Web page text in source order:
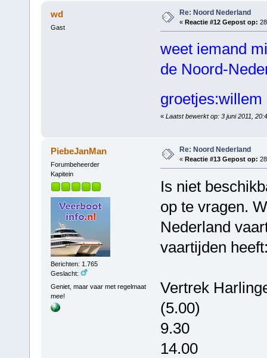
wd
Gast
Re: Noord Nederland
« Reactie #12 Gepost op:
weet iemand
de Noord-
« Laatst bewerkt op: 3 juni 2011,
PiebeJanMan
Forumbeheerder
Kapitein
Berichten: 1.765
Geslacht:
Geniet, maar vaar met regelmaat
mee!
Re: Noord Nederland
« Reactie #13 Gepost op:
Is niet
op te vragen.
Nederland
vaartijden
Vertrek
(5.00)
9.30
14.00